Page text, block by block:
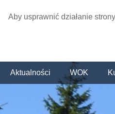
Aby usprawnić działanie
Aktualności WOK